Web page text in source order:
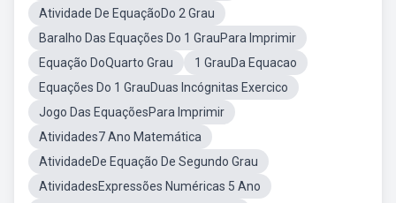
Atividade De EquaçãoDo 2 Grau
Baralho Das Equações Do 1 GrauPara Imprimir
Equação DoQuarto Grau
1 GrauDa Equacao
Equações Do 1 GrauDuas Incógnitas Exercico
Jogo Das EquaçõesPara Imprimir
Atividades7 Ano Matemática
AtividadeDe Equação De Segundo Grau
AtividadesExpressões Numéricas 5 Ano